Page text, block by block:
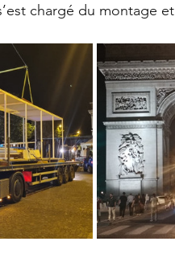
chargé du montage